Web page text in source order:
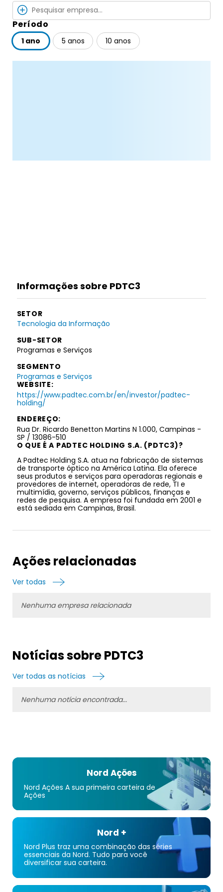
Período
1 ano 5 anos 10 anos
Informações sobre PDTC3
SETOR
Tecnologia da Informação
SUB-SETOR
Programas e Serviços
SEGMENTO
Programas e Serviços
WEBSITE:
https://www.padtec.com.br/en/investor/padtec-
holding/
ENDEREÇO:
Rua Dr. Ricardo Benetton Martins N 1.000, Campinas -
SP / 13086-510
O QUE É A PADTEC HOLDING S.A. (PDTC3)?
A Padtec Holding S.A. atua na fabricação de sistemas
de transporte óptico na América Latina. Ela oferece
seus produtos e serviços para operadoras regionais e
provedores de internet, operadoras de rede, TI e
multimídia, governo, serviços públicos, finanças e
redes de pesquisa. A empresa foi fundada em 2001 e
está sediada em Campinas, Brasil.
Ações relacionadas
Ver todas
Nenhuma empresa relacionada
Notícias sobre PDTC3
Ver todas as notícias
Nenhuma notícia encontrada...
Nord Ações
Nord Ações A sua primeira carteira de
Ações
Nord +
Nord Plus traz uma combinação das séries
essenciais da Nord. Tudo para você
diversificar sua carteira.